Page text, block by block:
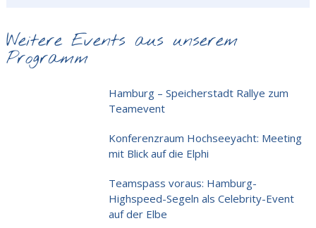
Weitere Events aus unserem
Programm
Hamburg – Speicherstadt Rallye zum
Teamevent
Konferenzraum Hochseeyacht: Meeting
mit Blick auf die Elphi
Teamspass voraus: Hamburg-
Highspeed-Segeln als Celebrity-Event
auf der Elbe